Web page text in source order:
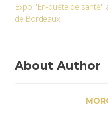
Expo "En-quête de
de Bordeaux
About Author